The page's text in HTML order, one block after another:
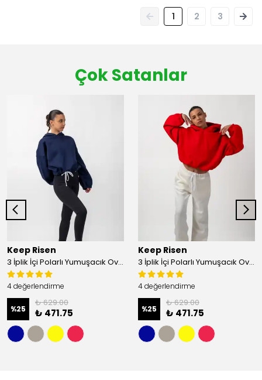
1 2 3
Çok Satanlar
Keep Risen
3 İplik İçi Polarlı Yumuşacık Oversize Kadın Crop Sweatshirt - Lacivert
4 değerlendirme
%25
₺ 629.00
₺ 471.75
Keep Risen
3 İplik İçi Polarlı Yumuşacık Oversize Kadın Crop Sweatshirt - Mercan
4 değerlendirme
%25
₺ 629.00
₺ 471.75